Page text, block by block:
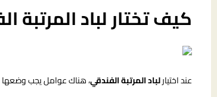
كيف تختار لباد المرتبة
عند اختيارلباد المرتبة الفندقي، هناك عوامل يجب وضعها